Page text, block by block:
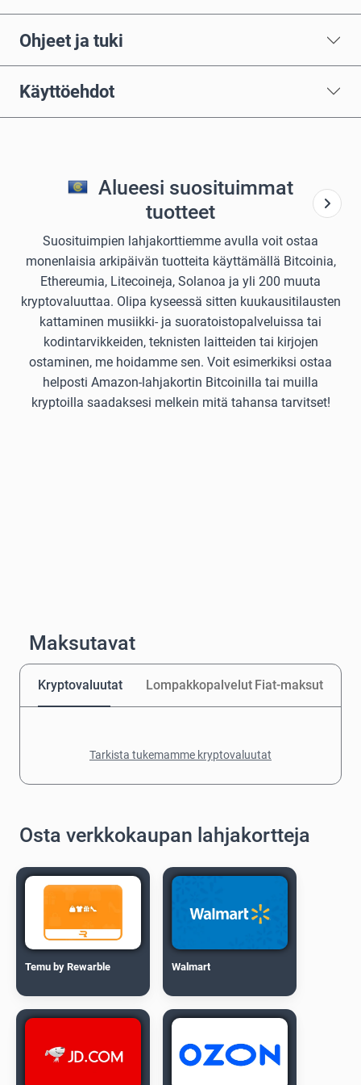
Ohjeet ja tuki
Käyttöehdot
Alueesi suosituimmat
tuotteet
Suosituimpien lahjakorttiemme avulla voit ostaa
monenlaisia arkipäivän tuotteita käyttämällä Bitcoinia,
Ethereumia, Litecoineja, Solanoa ja yli 200 muuta
kryptovaluuttaa. Olipa kyseessä sitten kuukausitilausten
kattaminen musiikki- ja suoratoistopalveluissa tai
kodintarvikkeiden, teknisten laitteiden tai kirjojen
ostaminen, me hoidamme sen. Voit esimerkiksi ostaa
helposti Amazon-lahjakortin Bitcoinilla tai muilla
kryptoilla saadaksesi melkein mitä tahansa tarvitset!
Maksutavat
Kryptovaluutat Lompakkopalvelut Fiat-maksut
Tarkista tukemamme kryptovaluutat
Osta verkkokaupan lahjakortteja
Temu by Rewarble Walmart